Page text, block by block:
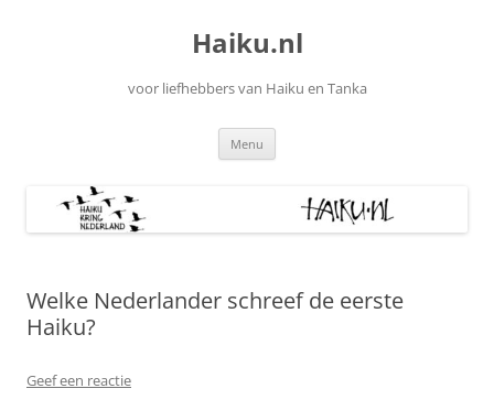
Haiku.nl
voor liefhebbers van Haiku en Tanka
Menu
Welke Nederlander schreef de eerste
Haiku?
Geef een reactie